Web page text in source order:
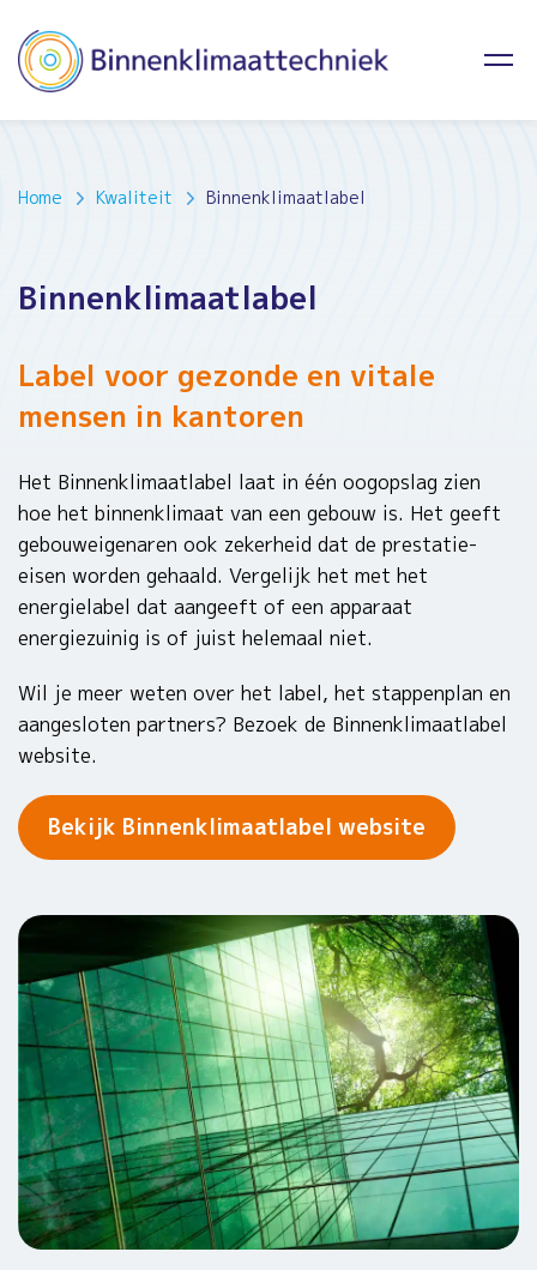
Home Kwaliteit Binnenklimaatlabel
Binnenklimaatlabel
Label voor gezonde en vitale
mensen in kantoren
Het Binnenklimaatlabel laat in één oogopslag zien
hoe het binnenklimaat van een gebouw is. Het geeft
gebouweigenaren ook zekerheid dat de prestatie-
eisen worden gehaald. Vergelijk het met het
energielabel dat aangeeft of een apparaat
energiezuinig is of juist helemaal niet.
Wil je meer weten over het label, het stappenplan en
aangesloten partners? Bezoek de Binnenklimaatlabel
website.
Bekijk Binnenklimaatlabel website